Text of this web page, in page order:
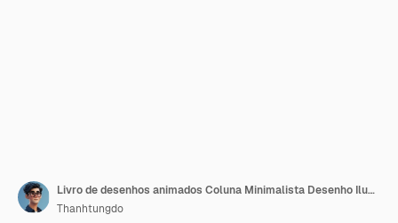
Livro de desenhos animados Coluna Minimalista Desenho Ilustração Fundo Transparente
Thanhtungdo